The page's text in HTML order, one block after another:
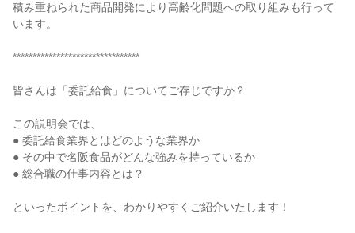
積み重ねられた商品開発により高齢化問題への取り組みも行って
います。
********************************
皆さんは「委託給食」についてご存じですか？
この説明会では、
● 委託給食業界とはどのような業界か
● その中で名阪食品がどんな強みを持っているか
● 総合職の仕事内容とは？
といったポイントを、わかりやすくご紹介いたします！